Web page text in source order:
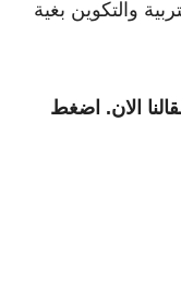
والتكوين بغية
الان. اضغط